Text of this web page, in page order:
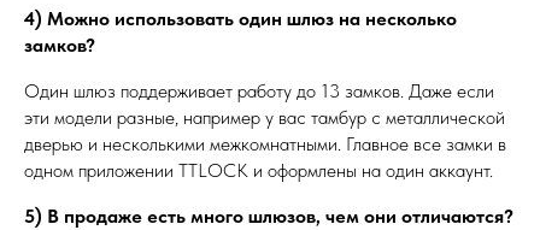
4) Можно использовать один шлюз на несколько
замков?
Один шлюз поддерживает работу до 13 замков. Даже если
эти модели разные, например у вас тамбур с металлической
дверью и несколькими межкомнатными. Главное все замки в
одном приложении TTLOCK и оформлены на один аккаунт.
5) В продаже есть много шлюзов, чем они отличаются?